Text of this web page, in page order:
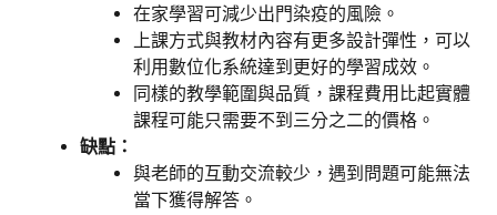
在家學習可減少出門染疫的風險。
上課方式與教材內容有更多設計彈性，可以
利用數位化系統達到更好的學習成效。
同樣的教學範圍與品質，課程費用比起實體
課程可能只需要不到三分之二的價格。
缺點：
與老師的互動交流較少，遇到問題可能無法
當下獲得解答。